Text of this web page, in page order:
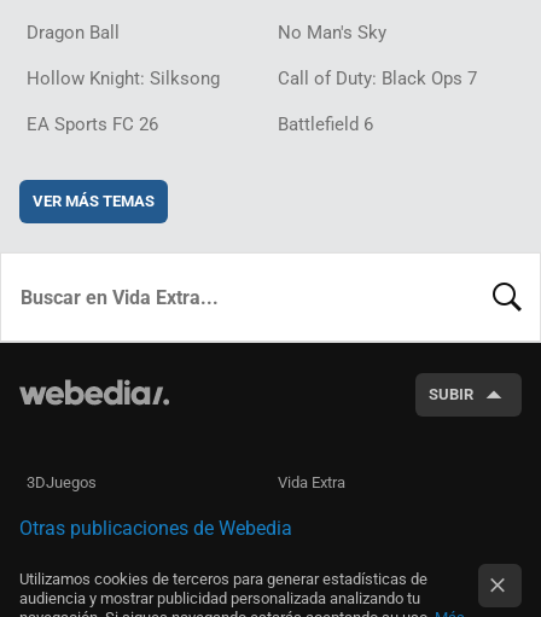
Dragon Ball No Man's Sky
Hollow Knight: Silksong Call of Duty: Black Ops 7
EA Sports FC 26 Battlefield 6
VER MÁS TEMAS
SUBIR
3DJuegos Vida Extra
Otras publicaciones de Webedia
Utilizamos cookies de terceros para generar estadísticas de
audiencia y mostrar publicidad personalizada analizando tu